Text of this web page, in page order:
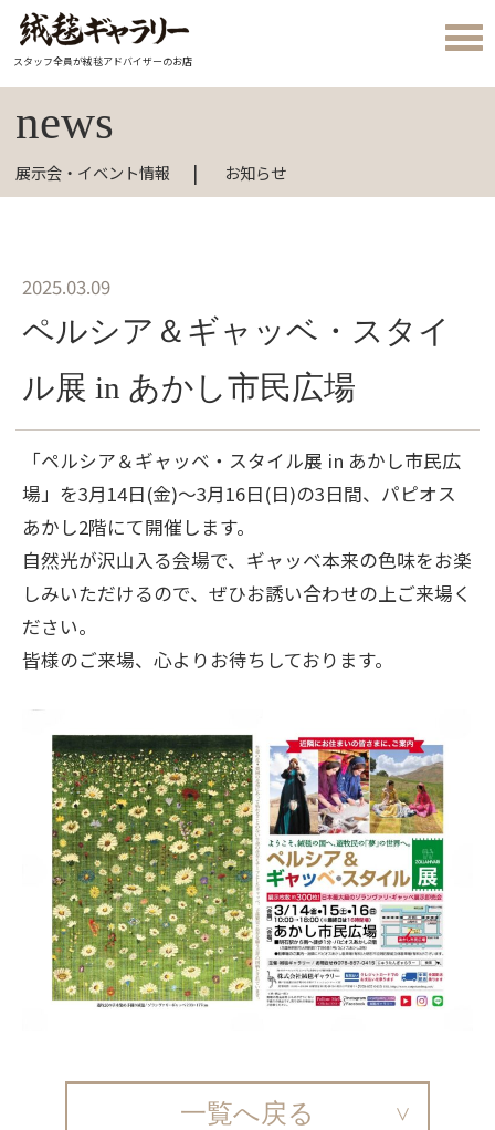
スタッフ全員が絨毯アドバイザーのお店
news
展示会・イベント情報 お知らせ
2025.03.09
ペルシア＆ギャッベ・スタイ
ル展 in あかし市民広場
「ペルシア＆ギャッベ・スタイル展 in あかし市民広
場」を3月14日(金)～3月16日(日)の3日間、パピオス
あかし2階にて開催します。
自然光が沢山入る会場で、ギャッベ本来の色味をお楽
しみいただけるので、ぜひお誘い合わせの上ご来場く
ださい。
皆様のご来場、心よりお待ちしております。
一覧へ戻る